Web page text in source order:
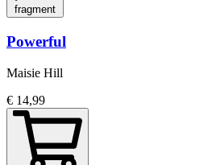
fragment
Powerful
Maisie Hill
€ 14,99